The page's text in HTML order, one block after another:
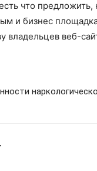
что
и бизнес
владельцев веб-